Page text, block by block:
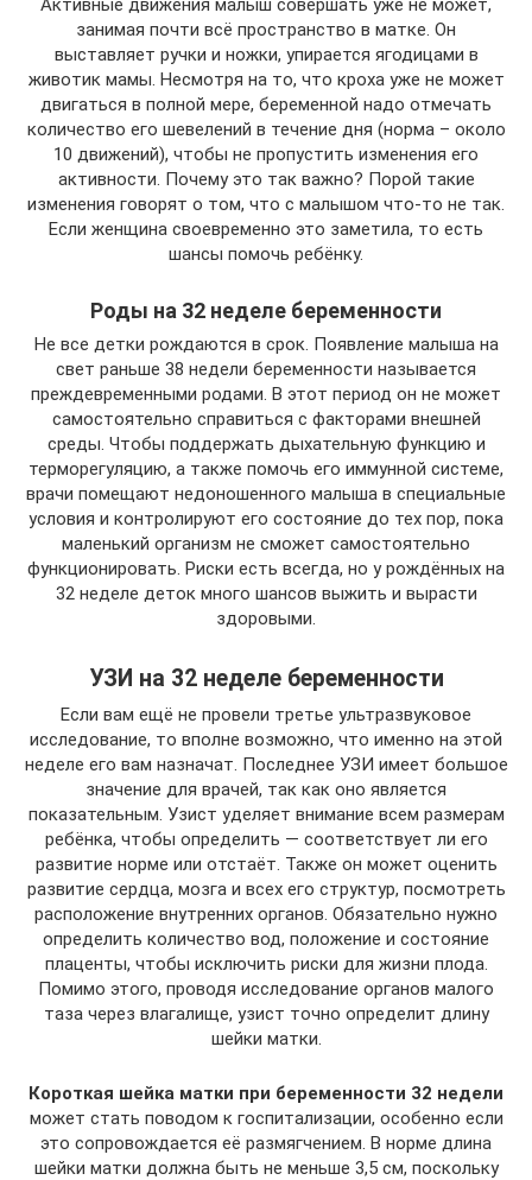
Активные движения малыш совершать уже не может,
занимая почти всё пространство в матке. Он
выставляет ручки и ножки, упирается ягодицами в
животик мамы. Несмотря на то, что кроха уже не может
двигаться в полной мере, беременной надо отмечать
количество его шевелений в течение дня (норма – около
10 движений), чтобы не пропустить изменения его
активности. Почему это так важно? Порой такие
изменения говорят о том, что с малышом что-то не так.
Если женщина своевременно это заметила, то есть
шансы помочь ребёнку.
Роды на 32 неделе беременности
Не все детки рождаются в срок. Появление малыша на
свет раньше 38 недели беременности называется
преждевременными родами. В этот период он не может
самостоятельно справиться с факторами внешней
среды. Чтобы поддержать дыхательную функцию и
терморегуляцию, а также помочь его иммунной системе,
врачи помещают недоношенного малыша в специальные
условия и контролируют его состояние до тех пор, пока
маленький организм не сможет самостоятельно
функционировать. Риски есть всегда, но у рождённых на
32 неделе деток много шансов выжить и вырасти
здоровыми.
УЗИ на 32 неделе беременности
Если вам ещё не провели третье ультразвуковое
исследование, то вполне возможно, что именно на этой
неделе его вам назначат. Последнее УЗИ имеет большое
значение для врачей, так как оно является
показательным. Узист уделяет внимание всем размерам
ребёнка, чтобы определить — соответствует ли его
развитие норме или отстаёт. Также он может оценить
развитие сердца, мозга и всех его структур, посмотреть
расположение внутренних органов. Обязательно нужно
определить количество вод, положение и состояние
плаценты, чтобы исключить риски для жизни плода.
Помимо этого, проводя исследование органов малого
таза через влагалище, узист точно определит длину
шейки матки.
Короткая шейка матки при беременности 32 недели
может стать поводом к госпитализации, особенно если
это сопровождается её размягчением. В норме длина
шейки матки должна быть не меньше 3,5 см, поскольку